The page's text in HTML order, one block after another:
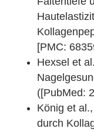
[PMC:
Hexsel et
([PubMed:
König et
durch